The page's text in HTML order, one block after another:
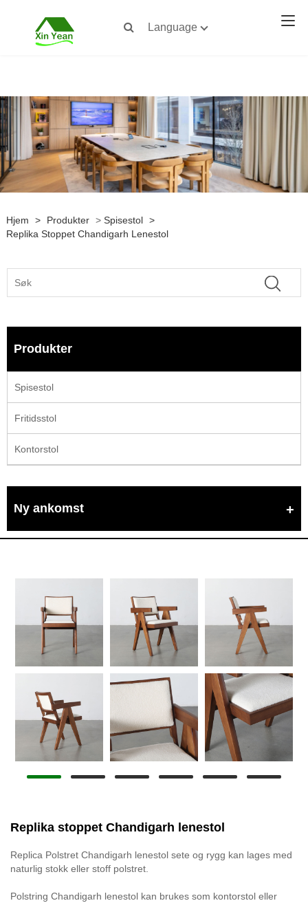
Language
Hjem > Produkter > Spisestol >
Replika Stoppet Chandigarh Lenestol
Produkter
Spisestol
Fritidsstol
Kontorstol
Ny ankomst
Replika stoppet Chandigarh lenestol
Replica Polstret Chandigarh lenestol sete og rygg kan lages med
naturlig stokk eller stoff polstret.
Polstring Chandigarh lenestol kan brukes som kontorstol eller